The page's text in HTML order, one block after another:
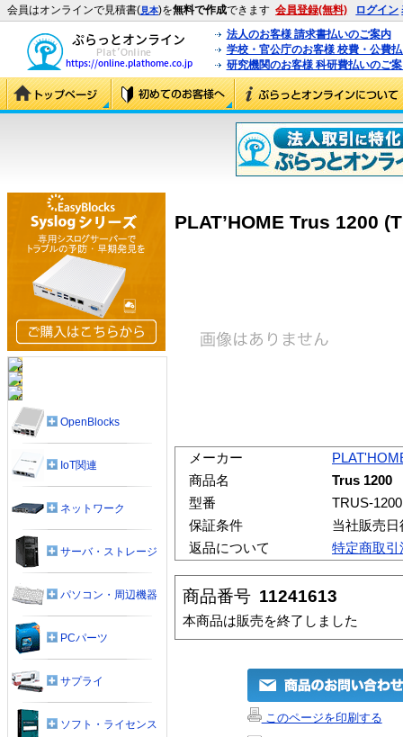
会員はオンラインで見積書(見本)を無料で作成できます 会員登録(無料) ログイン
法人のお客様 請求書払いのご案内
学校・官公庁のお客様 校費・公費
研究機関のお客様 科研費払いのご
PLAT’HOME Trus 1200
メーカー
商品名
Trus 1200
型番
TRUS-1200
保証条件
当社販売
返品について
特定商取
商品番号 11241613
本商品は販売を終了しました
このページを印刷する
OpenBlocks
IoT関連
ネットワーク
サーバ・ストレージ
パソコン・周辺機器
PCパーツ
サプライ
ソフト・ライセンス